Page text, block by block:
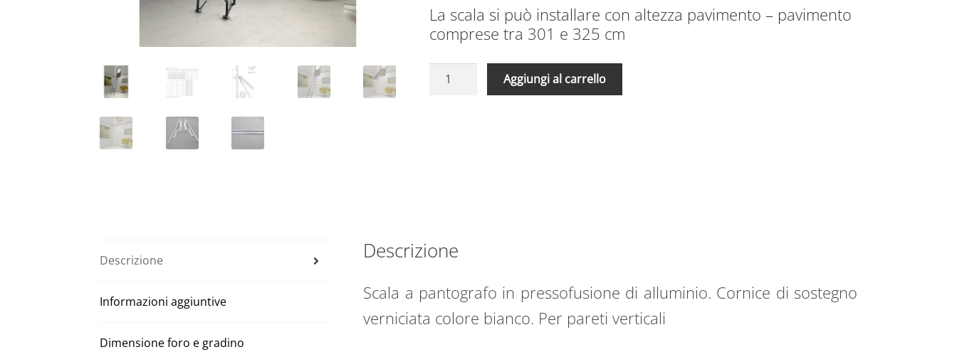
La scala si può installare con altezza pavimento – pavimento
comprese tra 301 e 325 cm
Scale
H
quantità
Aggiungi al carrello
Descrizione
Informazioni aggiuntive
Dimensione foro e gradino
Descrizione
Scala a pantografo in pressofusione di alluminio. Cornice di sostegno
verniciata colore bianco. Per pareti verticali